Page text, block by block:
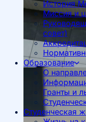
История
Миссия и
совет)
Образование
О
Гранты и
Студенческая